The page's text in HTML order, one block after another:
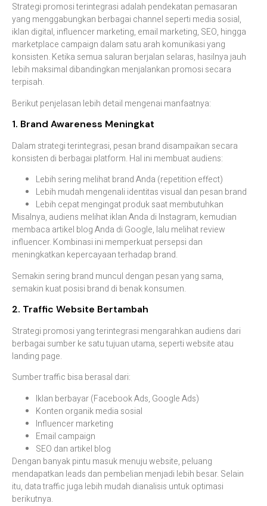
Strategi promosi terintegrasi adalah pendekatan pemasaran
yang menggabungkan berbagai channel seperti media sosial,
iklan digital, influencer marketing, email marketing, SEO, hingga
marketplace campaign dalam satu arah komunikasi yang
konsisten. Ketika semua saluran berjalan selaras, hasilnya jauh
lebih maksimal dibandingkan menjalankan promosi secara
terpisah.
Berikut penjelasan lebih detail mengenai manfaatnya:
1. Brand Awareness Meningkat
Dalam strategi terintegrasi, pesan brand disampaikan secara
konsisten di berbagai platform. Hal ini membuat audiens:
Lebih sering melihat brand Anda (repetition effect)
Lebih mudah mengenali identitas visual dan pesan brand
Lebih cepat mengingat produk saat membutuhkan
Misalnya, audiens melihat iklan Anda di Instagram, kemudian
membaca artikel blog Anda di Google, lalu melihat review
influencer. Kombinasi ini memperkuat persepsi dan
meningkatkan kepercayaan terhadap brand.
Semakin sering brand muncul dengan pesan yang sama,
semakin kuat posisi brand di benak konsumen.
2. Traffic Website Bertambah
Strategi promosi yang terintegrasi mengarahkan audiens dari
berbagai sumber ke satu tujuan utama, seperti website atau
landing page.
Sumber traffic bisa berasal dari:
Iklan berbayar (Facebook Ads, Google Ads)
Konten organik media sosial
Influencer marketing
Email campaign
SEO dan artikel blog
Dengan banyak pintu masuk menuju website, peluang
mendapatkan leads dan pembelian menjadi lebih besar. Selain
itu, data traffic juga lebih mudah dianalisis untuk optimasi
berikutnya.